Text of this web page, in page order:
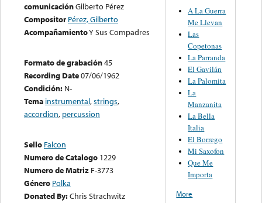
comunicaciónGilberto Pérez
Compositor Pérez, Gilberto
AcompañamientoY Sus Compadres
Formato de grabación45
Recording Date07/06/1962
Condición: N-
Tema instrumental,strings,
accordion, percussion
Sello Falcon
Numero de Catalogo 1229
Numero de Matriz F-3773
Género Polka
Donated By:Chris Strachwitz
A La Guerra
Me Llevan
Las
Copetonas
La Parranda
El Gavilán
La Palomita
La
Manzanita
La Bella
Italia
El Borrego
Mi Saxofon
Que Me
Importa
More